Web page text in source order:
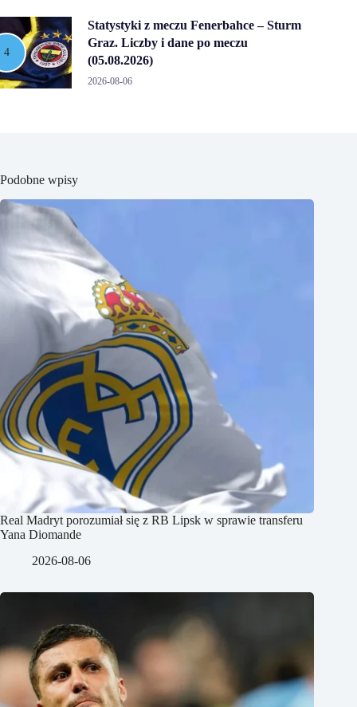
Statystyki z meczu Fenerbahce – Sturm
Graz. Liczby i dane po meczu
(05.08.2026)
2026-08-06
Podobne wpisy
Real Madryt porozumiał się z RB Lipsk w sprawie transferu
Yana Diomande
2026-08-06